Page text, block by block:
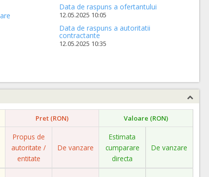
Data de raspuns a ofertantului
12.05.2025 10:05
Data de raspuns a autoritatii
contractante
12.05.2025 10:35
Pret (RON) Valoare (RON)
Propus de
autoritate /
entitate
De vanzare
Estimata
cumparare
directa
De vanzare